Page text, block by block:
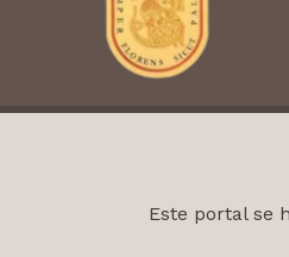
Este portal se